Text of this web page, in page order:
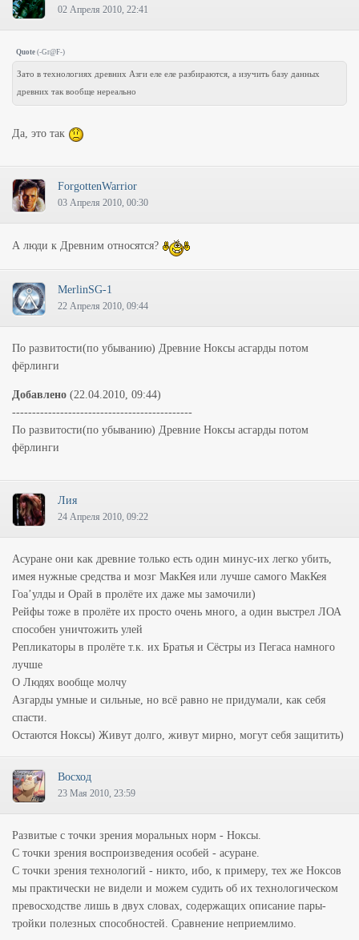
02 Апреля 2010, 22:41
Quote (-Gr@F-)
Зато в технологиях древних Азги еле еле разбираются, а изучить базу данных
древних так вообще нереально
Да, это так
ForgottenWarrior
03 Апреля 2010, 00:30
А люди к Древним относятся?
MerlinSG-1
22 Апреля 2010, 09:44
По развитости(по убыванию) Древние Ноксы асгарды потом
фёрлинги
Добавлено (22.04.2010, 09:44)
---------------------------------------------
По развитости(по убыванию) Древние Ноксы асгарды потом
фёрлинги
Лия
24 Апреля 2010, 09:22
Асуране они как древние только есть один минус-их легко убить,
имея нужные средства и мозг МакКея или лучше самого МакКея
Гоа’улды и Орай в пролёте их даже мы замочили)
Рейфы тоже в пролёте их просто очень много, а один выстрел ЛОА
способен уничтожить улей
Репликаторы в пролёте т.к. их Братья и Сёстры из Пегаса намного
лучше
О Людях вообще молчу
Азгарды умные и сильные, но всё равно не придумали, как себя
спасти.
Остаются Ноксы) Живут долго, живут мирно, могут себя защитить)
Восход
23 Мая 2010, 23:59
Развитые с точки зрения моральных норм - Ноксы.
С точки зрения воспроизведения особей - асуране.
С точки зрения технологий - никто, ибо, к примеру, тех же Ноксов
мы практически не видели и можем судить об их технологическом
превосходстве лишь в двух словах, содержащих описание пары-
тройки полезных способностей. Сравнение неприемлимо.